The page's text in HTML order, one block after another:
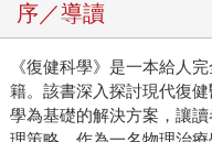
序／導讀
《復健科學》是一本給人
籍。該書深入探討現代復
學為基礎的解決方案，讓